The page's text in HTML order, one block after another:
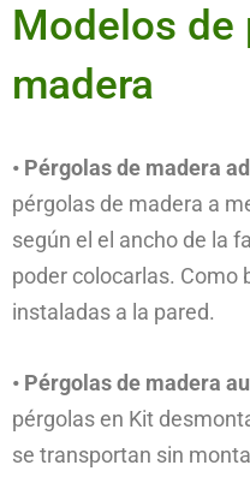
Modelos de
madera
• Pérgolas de madera
pérgolas de madera a
según el el ancho de la
poder colocarlas. Como
instaladas a la pared.
• Pérgolas de madera
pérgolas en Kit
se transportan sin